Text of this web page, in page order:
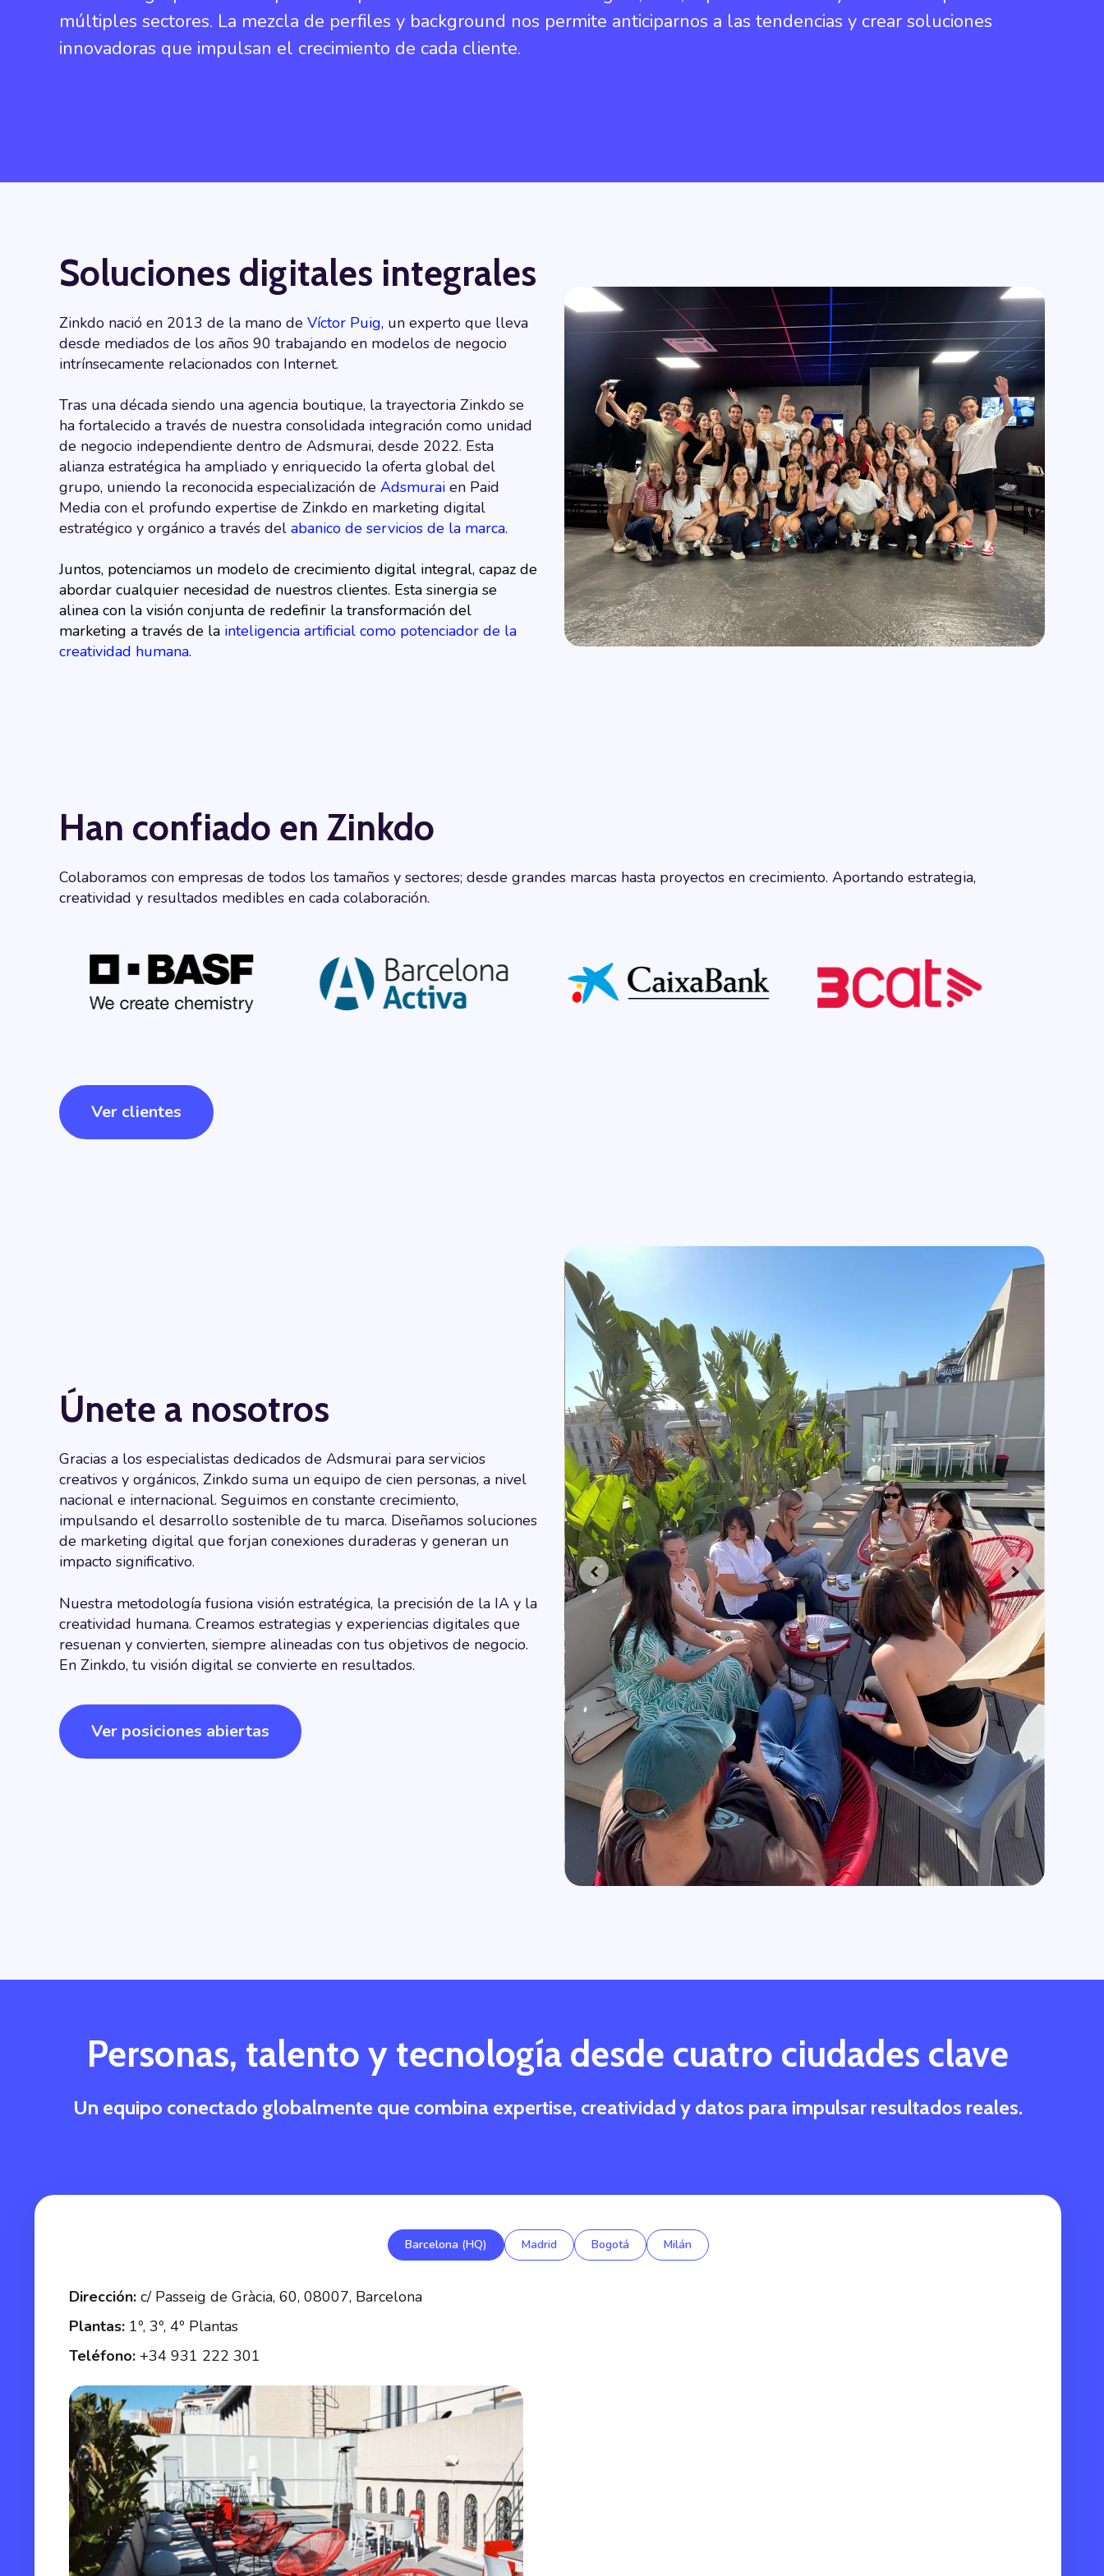
múltiples sectores. La mezcla de perfiles y background nos permite anticiparnos a las tendencias y crear soluciones
innovadoras que impulsan el crecimiento de cada cliente.
Soluciones digitales integrales
Zinkdo nació en 2013 de la mano de Víctor Puig, un experto que lleva
desde mediados de los años 90 trabajando en modelos de negocio
intrínsecamente relacionados con Internet.
Tras una década siendo una agencia boutique, la trayectoria Zinkdo se
ha fortalecido a través de nuestra consolidada integración como unidad
de negocio independiente dentro de Adsmurai, desde 2022. Esta
alianza estratégica ha ampliado y enriquecido la oferta global del
grupo, uniendo la reconocida especialización de Adsmurai en Paid
Media con el profundo expertise de Zinkdo en marketing digital
estratégico y orgánico a través del abanico de servicios de la marca.
Juntos, potenciamos un modelo de crecimiento digital integral, capaz de
abordar cualquier necesidad de nuestros clientes. Esta sinergia se
alinea con la visión conjunta de redefinir la transformación del
marketing a través de la inteligencia artificial como potenciador de la
creatividad humana.
Han confiado en Zinkdo
Colaboramos con empresas de todos los tamaños y sectores; desde grandes marcas hasta proyectos en crecimiento. Aportando estrategia,
creatividad y resultados medibles en cada colaboración.
Ver clientes
Únete a nosotros
Gracias a los especialistas dedicados de Adsmurai para servicios
creativos y orgánicos, Zinkdo suma un equipo de cien personas, a nivel
nacional e internacional. Seguimos en constante crecimiento,
impulsando el desarrollo sostenible de tu marca. Diseñamos soluciones
de marketing digital que forjan conexiones duraderas y generan un
impacto significativo.
Nuestra metodología fusiona visión estratégica, la precisión de la IA y la
creatividad humana. Creamos estrategias y experiencias digitales que
resuenan y convierten, siempre alineadas con tus objetivos de negocio.
En Zinkdo, tu visión digital se convierte en resultados.
Ver posiciones abiertas
Personas, talento y tecnología desde cuatro ciudades clave
Un equipo conectado globalmente que combina expertise, creatividad y datos para impulsar resultados reales.
Barcelona (HQ) Madrid Bogotá Milán
Dirección: c/ Passeig de Gràcia, 60, 08007, Barcelona
Plantas: 1º, 3º, 4º Plantas
Teléfono: +34 931 222 301